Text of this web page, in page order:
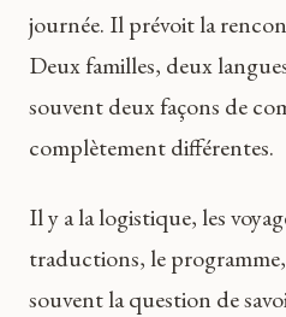
journée. Il prévoit la
Deux familles, deux
souvent deux façons de
complètement différentes.
Il y a la logistique, les
traductions, le
souvent la question de